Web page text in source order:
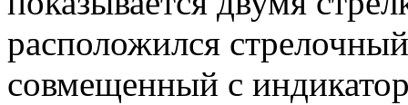
расположился
совмещенный с